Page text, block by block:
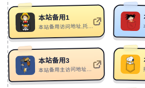
29 OH OK
30 Birds
31
32 归
33
WeSight - 用桌面应用运行 CLI Agent
https://wesight.ai/：WeSight 是一个桌
Claude Code、Codex 等终端 AI Agent
界面，统一管理运行时、模型配置、权
TroveKey - Chrome浏览器命令中心：
https://trovekey.net 本地优先的
捷键搜索标签页、书签、历史
本站备用1
本站备用访问地址,托关于netlify，域名：noisedaohang.netlify.app
本站备用3
本站备用主访问地址，域名：noisedh.link